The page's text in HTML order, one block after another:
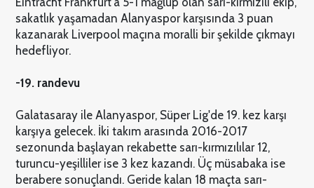
sakatlık yaşamadan Alanyaspor karşısında 3 puan
kazanarak Liverpool maçına moralli bir şekilde çıkmayı
hedefliyor.
-19. randevu
Galatasaray ile Alanyaspor, Süper Lig'de 19. kez karşı
karşıya gelecek. İki takım arasında 2016-2017
sezonunda başlayan rekabette sarı-kırmızılılar 12,
turuncu-yeşilliler ise 3 kez kazandı. Üç müsabaka ise
berabere sonuçlandı. Geride kalan 18 maçta sarı-